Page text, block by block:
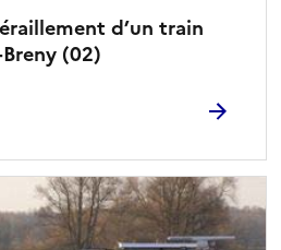
d’un train
(02)